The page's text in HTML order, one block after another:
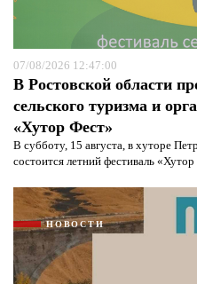
07/08/2026 12:47:00
В Ростовской области
сельского туризма и
«Хутор Фест»
В субботу, 15 августа, в хуторе
состоится летний фестиваль
НОВОСТИ